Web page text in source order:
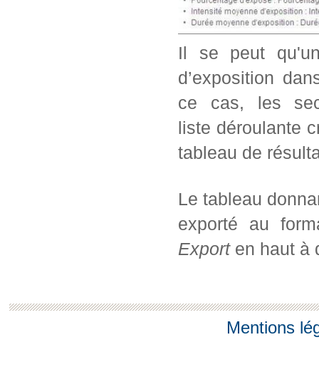
Il se peut
d’exposition
ce cas, les
liste déroulante
tableau de
Le tableau
exporté au
Exporten haut à
Mentions